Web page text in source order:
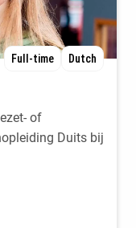
Full-time Dutch
of
Duits bij